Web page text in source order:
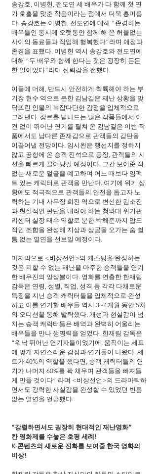
송강호, 이병헌, 전도연 세 배우가 다 함께 첫 연
기 호흡을 맞춘 작품이라는 점에서 더욱 흥미롭
다. 송강호는 이병헌, 전도연에 대해 “존경하는
배우들인 동시에 오랫동안 함께 해 온 허물없는
사이의 동료들과 작업해 행복했다”라며 애정과
존경을 표했다. 이병헌 역시 송강호와 전도연에
대해 “두 배우와 함께 한다는 것은 굉장히 든든
한 일이었다”라며 신뢰감을 전했다.
이들에 더해, 반드시 안전하게 착륙해야 하는 부
기장 현수 역으로 분한 김남길은 재난 상황을 맞
닥뜨린 인물의 복잡다단한 감정을 입체적으로
그려낸다. 장르를 넘나드는 많은 작품들에서 이
견 없이 뛰어난 연기를 펼쳐 온 김남길은 이번 작
품에서도 남다른 존재감으로 관객들의 감탄을
이끌어낼 전망이다. 임시완은 행선지를 정하지
않고 공항에 온 승객 진석으로 등장, 관객들의 시
선을 빠르게 끌어당길 예정이다. 그간 보여준 적
없는 새로운 얼굴을 예고하며 어느 때보다 임팩
트 있는 캐릭터로 관객을 만난다. 여기에 위기 상
황에도 적극적으로 관객들의 안전을 돕고자 노
력하는 기내 사무장 희진 역으로 변신한 김소진
과 현실적인 판단을 내려야 하는 청와대 위기관
리센터 실장 태수 역할로 분한 박해준까지 압도
적인 조합을 완성해 지상과 상공을 오가는 숨 쉴
틈 없는 열연을 선보일 예정이다.
마지막으로 <비상선언>의 캐스팅을 완성하는
것은 피할 수 없는 재난을 마주한 승객들을 연기
한 배우진의 앙상블이다. 영화를 연출한 한재림
감독은 연령, 성별, 직업, 성격 등 각각 다채로운
특징을 지닌 승객 캐릭터들을 입체적으로 완성
하고 이를 연기할 배우들 역시 3~4개월 동안 5차
의 오디션을 통해 발탁했다. 개성과 현실감이 넘
치는 승객 캐릭터들은 배역과 완벽히 어울리는
배우들을 만나 생명력을 얻었다. 한재림 감독은
“워낙 뛰어난 연기자들이었기에, 움직이는 세트
에 맞게 자연스러운 감정과 연기들이 나왔다. 세
트가 40%의 역할을 했다면, 승객 캐릭터들의 연
기가 나머지 60%를 꽉 채우며 관객들을 빠져들
게 만들 것이다” 라며 <비상선언>의 드라마틱하
면서도 강력한 사실감을 완성할 수 있었던 빈틈
없는 열연을 언급했다.
“강렬하면서도 굉장히 현대적인 재난영화”
칸 영화제를 수놓은 호평 세례!
K-콘텐츠의 새로운 진화를 보여줄 한국 영화의
비상!